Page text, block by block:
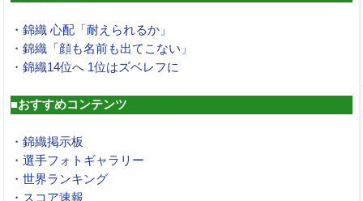
・錦織 心配「耐えられるか」
・錦織「顔も名前も出てこない」
・錦織14位へ 1位はズベレフに
■おすすめコンテンツ
・錦織掲示板
・選手フォトギャラリー
・世界ランキング
・スコア速報